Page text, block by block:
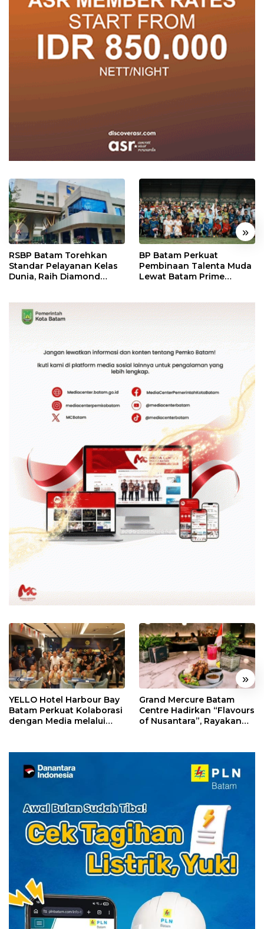
« »
RSBP Batam Torehkan
Standar Pelayanan Kelas
Dunia, Raih Diamond
BP Batam Perkuat
Pembinaan Talenta Muda
Lewat Batam Prime
« »
YELLO Hotel Harbour Bay
Batam Perkuat Kolaborasi
dengan Media melalui
Grand Mercure Batam
Centre Hadirkan “Flavours
of Nusantara”, Rayakan